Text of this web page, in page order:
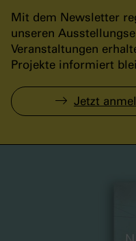
Mit dem Newsletter
unseren
Veranstaltungen
Projekte informiert
Jetzt